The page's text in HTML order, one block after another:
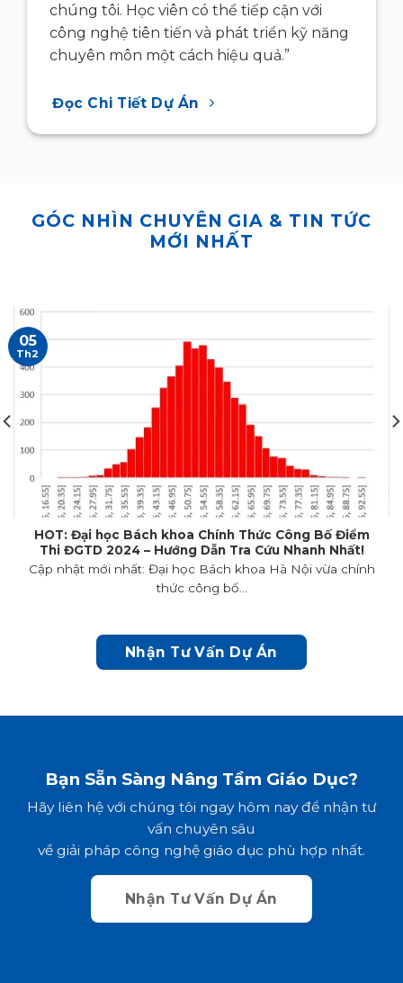
chúng tôi. Học viên có thể tiếp cận với
công nghệ tiên tiến và phát triển kỹ năng
chuyên môn một cách hiệu quả.”
Đọc Chi Tiết Dự Án
GÓC NHÌN CHUYÊN GIA & TIN TỨC
MỚI NHẤT
HOT: Đại học Bách khoa Chính Thức Công Bố Điểm
Thi ĐGTD 2024 – Hướng Dẫn Tra Cứu Nhanh Nhất!
Cập nhật mới nhất: Đại học Bách khoa Hà Nội vừa chính
thức công bố...
05
Th2
Nhận Tư Vấn Dự Án
Bạn Sẵn Sàng Nâng Tầm Giáo Dục?
Hãy liên hệ với chúng tôi ngay hôm nay để nhận tư
vấn chuyên sâu
về giải pháp công nghệ giáo dục phù hợp nhất.
Nhận Tư Vấn Dự Án